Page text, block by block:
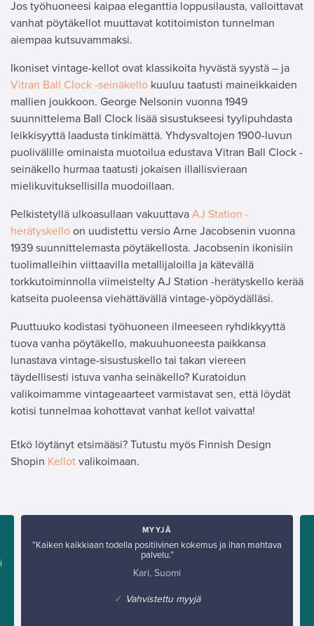
Jos työhuoneesi kaipaa eleganttia loppusilausta, valloittavat
vanhat pöytäkellot muuttavat kotitoimiston tunnelman
aiempaa kutsuvammaksi.
Ikoniset vintage-kellot ovat klassikoita hyvästä syystä – ja
Vitran Ball Clock -seinäkello kuuluu taatusti maineikkaiden
mallien joukkoon. George Nelsonin vuonna 1949
suunnittelema Ball Clock lisää sisustukseesi tyylipuhdasta
leikkisyyttä laadusta tinkimättä. Yhdysvaltojen 1900-luvun
puolivälille ominaista muotoilua edustava Vitran Ball Clock -
seinäkello hurmaa taatusti jokaisen illallisvieraan
mielikuvituksellisilla muodoillaan.
Pelkistetyllä ulkoasullaan vakuuttava AJ Station -
herätyskello on uudistettu versio Arne Jacobsenin vuonna
1939 suunnittelemasta pöytäkellosta. Jacobsenin ikonisiin
tuolimalleihin viittaavilla metallijaloilla ja kätevällä
torkkutoiminnolla viimeistelty AJ Station -herätyskello kerää
katseita puoleensa viehättävällä vintage-yöpöydälläsi.
Puuttuuko kodistasi työhuoneen ilmeeseen ryhdikkyyttä
tuova vanha pöytäkello, makuuhuoneesta paikkansa
lunastava vintage-sisustuskello tai takan viereen
täydellisesti istuva vanha seinäkello? Kuratoidun
valikoimamme vintageaarteet varmistavat sen, että löydät
kotisi tunnelmaa kohottavat vanhat kellot vaivatta!
Etkö löytänyt etsimääsi? Tutustu myös Finnish Design
Shopin Kellot valikoimaan.
MYYJÄ
”Kaiken kaikkiaan todella positiivinen kokemus ja ihan mahtava
palvelu.”
Kari, Suomi
✓ Vahvistettu myyjä